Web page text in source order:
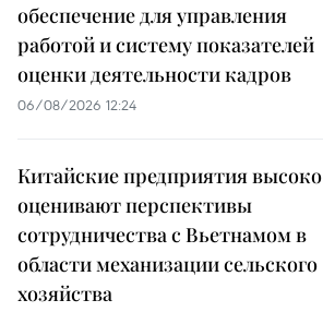
обеспечение для управления
работой и систему показателей
оценки деятельности кадров
06/08/2026 12:24
Китайские предприятия высоко
оценивают перспективы
сотрудничества с Вьетнамом в
области механизации сельского
хозяйства